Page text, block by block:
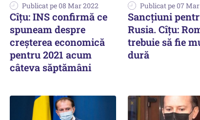
Publicat pe 08 Mar 2022
Cîțu: INS confirmă ce
spuneam despre
creșterea economică
pentru 2021 acum
câteva săptămâni
Publicat pe 07
Sancțiuni
Rusia. Cîțu:
trebuie să fie
dură